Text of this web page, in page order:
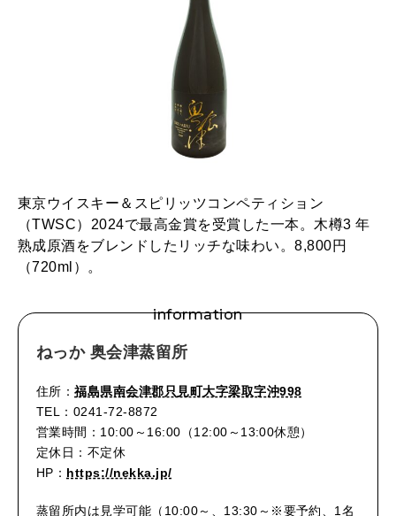
東京ウイスキー＆スピリッツコンペティション
（TWSC）2024で最高金賞を受賞した一本。木樽3 年
熟成原酒をブレンドしたリッチな味わい。8,800円
（720ml）。
information
ねっか 奥会津蒸留所
住所：福島県南会津郡只見町大字梁取字沖998
TEL：0241-72-8872
営業時間：10:00～16:00（12:00～13:00休憩）
定休日：不定休
HP： https://nekka.jp/
蒸留所内は見学可能（10:00～、13:30～※要予約、1名